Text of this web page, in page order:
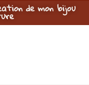
de mon bijou